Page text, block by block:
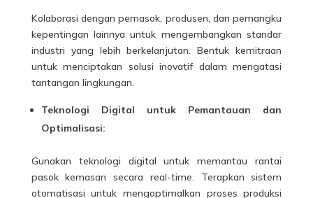
Kolaborasi dengan pemasok, produsen, dan pemangku
kepentingan lainnya untuk mengembangkan standar
industri yang lebih berkelanjutan. Bentuk kemitraan
untuk menciptakan solusi inovatif dalam mengatasi
tantangan lingkungan.
Teknologi Digital untuk Pemantauan dan
Optimalisasi:
Gunakan teknologi digital untuk memantau rantai
pasok kemasan secara real-time. Terapkan sistem
otomatisasi untuk mengoptimalkan proses produksi